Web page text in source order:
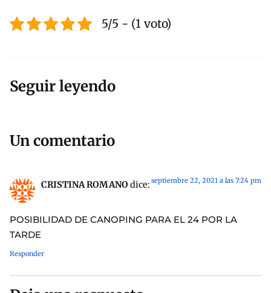
5/5 - (1 voto)
Seguir leyendo
Un comentario
CRISTINA ROMANO dice: septiembre 22, 2021 a las 7:24 pm
POSIBILIDAD DE CANOPING PARA EL 24 POR LA
TARDE
Responder